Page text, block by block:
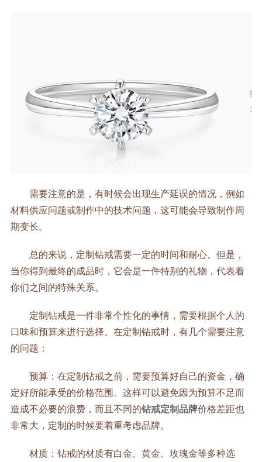
需要注意的是，有时候会出现生产延误的情况，例如
材料供应问题或制作中的技术问题，这可能会导致制作周
期变长。
总的来说，定制钻戒需要一定的时间和耐心。但是，
当你得到最终的成品时，它会是一件特别的礼物，代表着
你们之间的特殊关系。
定制钻戒是一件非常个性化的事情，需要根据个人的
口味和预算来进行选择。在定制钻戒时，有几个需要注意
的问题：
预算：在定制钻戒之前，需要预算好自己的资金，确
定好所能承受的价格范围。这样可以避免因为预算不足而
造成不必要的浪费，而且不同的钻戒定制品牌价格差距也
非常大，定制的时候要着重考虑品牌。
材质：钻戒的材质有白金、黄金、玫瑰金等多种选